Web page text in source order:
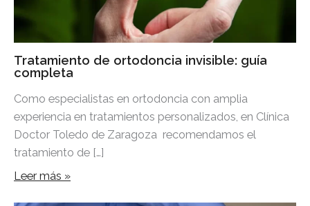
Tratamiento de ortodoncia invisible: guía
completa
Como especialistas en ortodoncia con amplia
experiencia en tratamientos personalizados, en Clínica
Doctor Toledo de Zaragoza recomendamos el
tratamiento de […]
Leer más »